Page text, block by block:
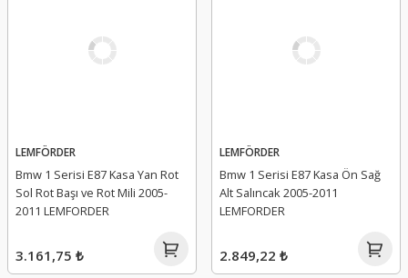
LEMFÖRDER
Bmw 1 Serisi E87 Kasa Yan Rot
Sol Rot Başı ve Rot Mili 2005-
2011 LEMFORDER
3.161,75 ₺
LEMFÖRDER
Bmw 1 Serisi E87 Kasa Ön Sağ
Alt Salıncak 2005-2011
LEMFORDER
2.849,22 ₺